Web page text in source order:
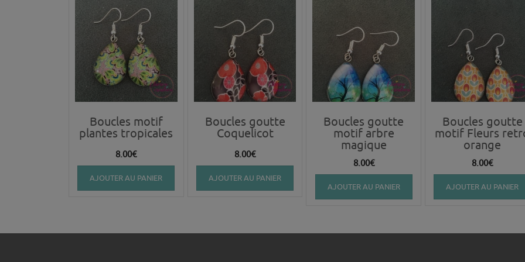
Boucles motif
plantes tropicales
8.00€
AJOUTER AU PANIER
Boucles goutte
Coquelicot
8.00€
AJOUTER AU PANIER
Boucles goutte
motif arbre
magique
8.00€
AJOUTER AU PANIER
Boucles goutte
motif Fleurs
orange
8.00€
AJOUTER AU PANIER